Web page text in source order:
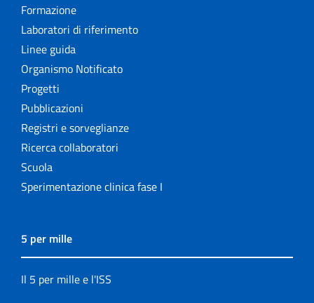
Formazione
Laboratori di riferimento
Linee guida
Organismo Notificato
Progetti
Pubblicazioni
Registri e sorveglianze
Ricerca collaboratori
Scuola
Sperimentazione clinica fase I
5 per mille
Il 5 per mille e l'ISS